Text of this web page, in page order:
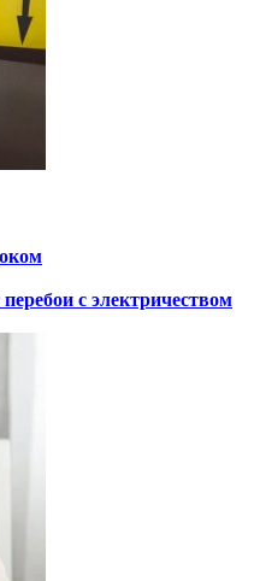
с электричеством